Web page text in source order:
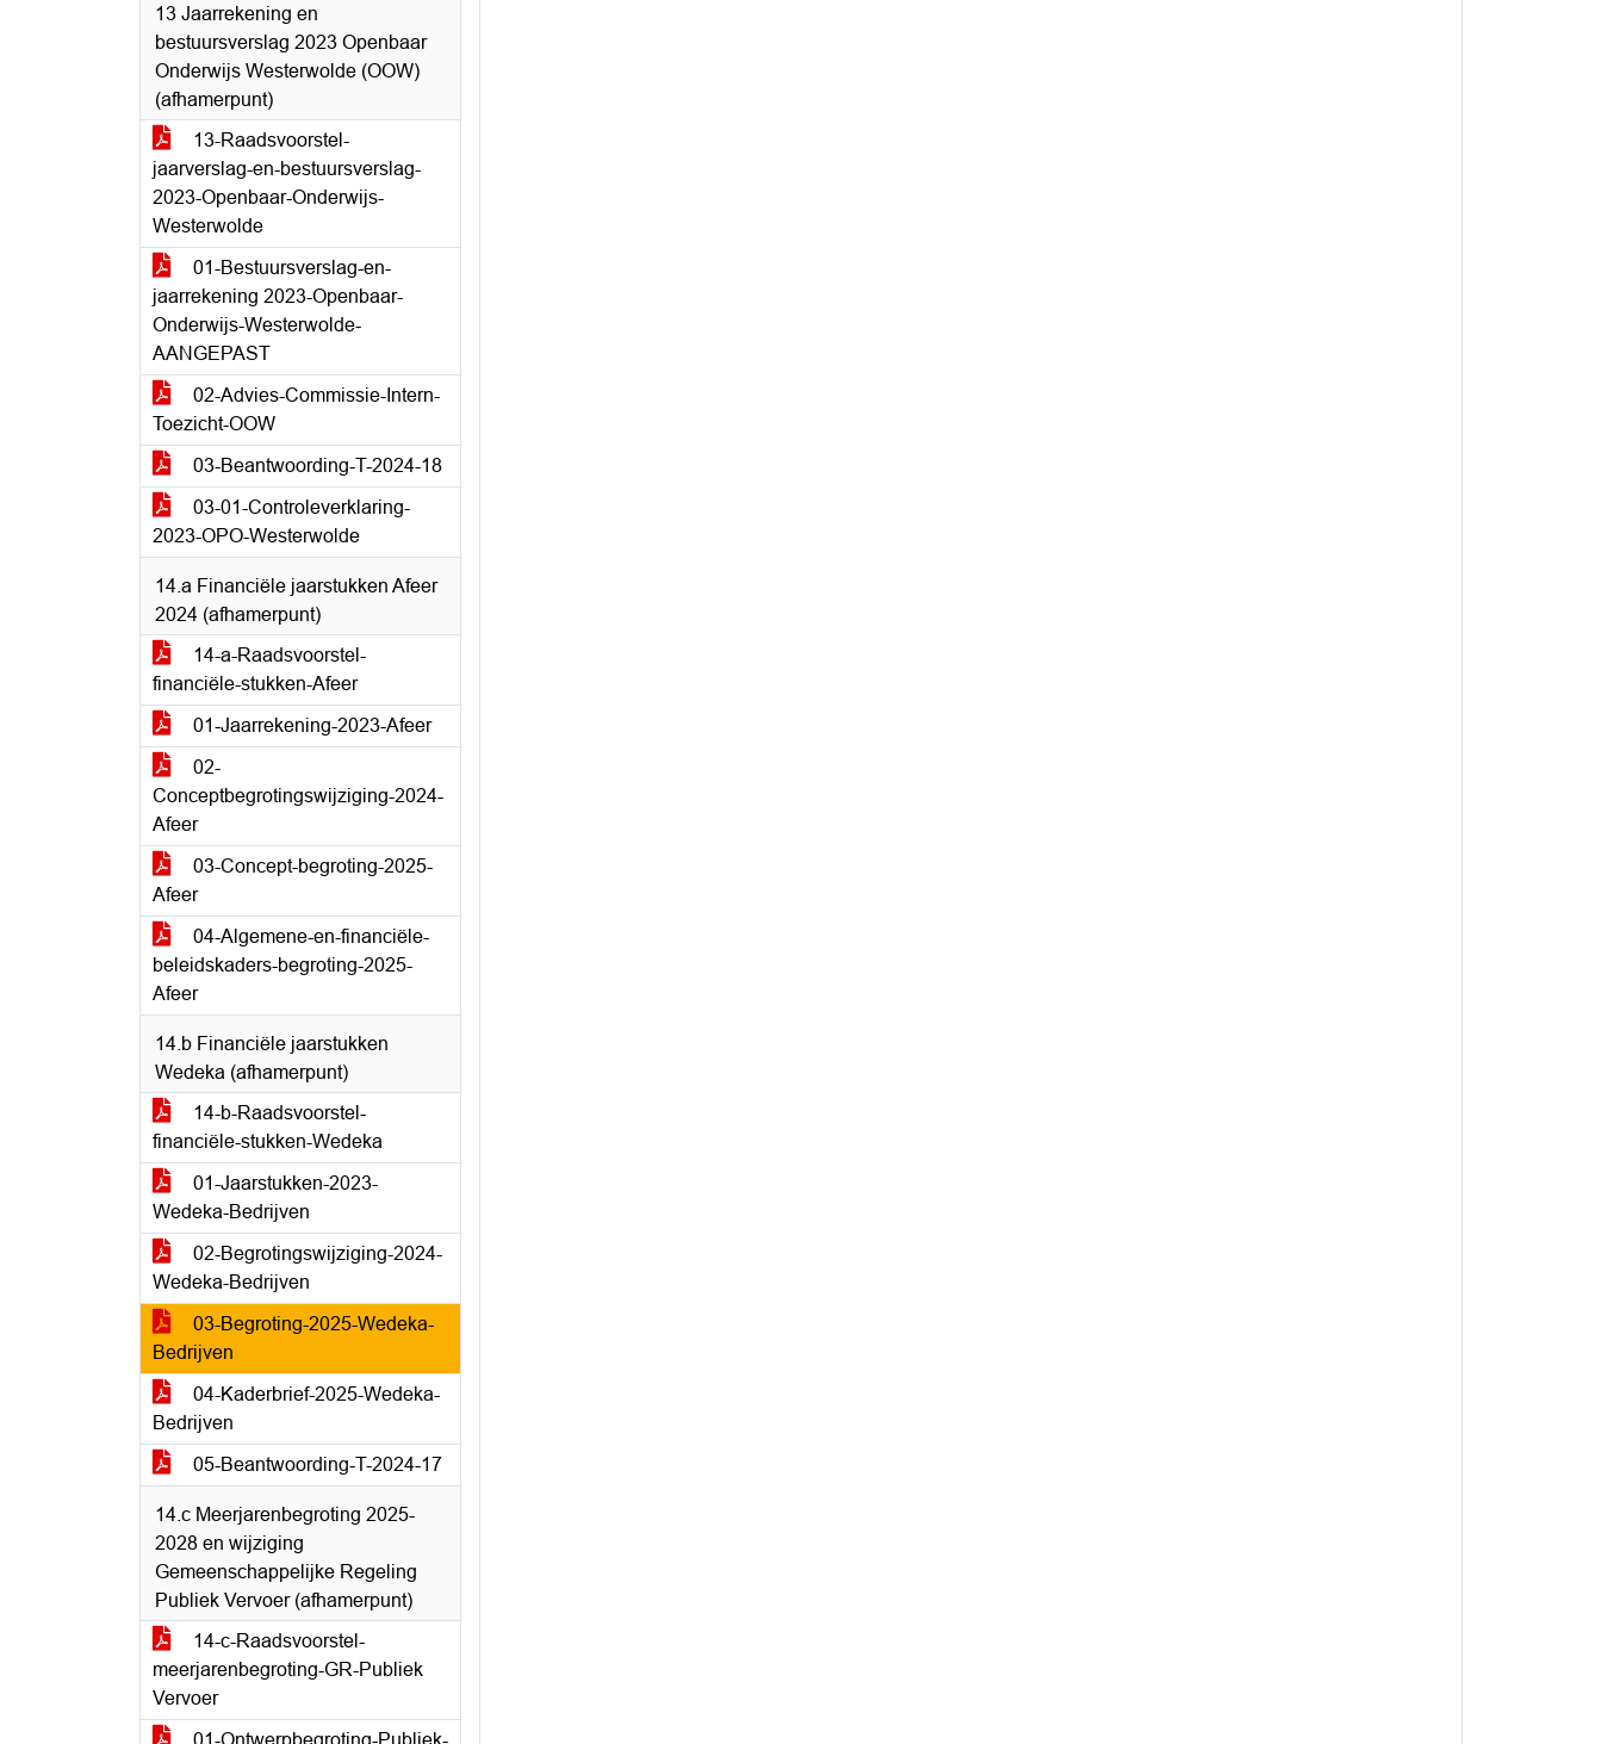
13 Jaarrekening en
bestuursverslag 2023 Openbaar
Onderwijs Westerwolde (OOW)
(afhamerpunt)
13-Raadsvoorstel-
jaarverslag-en-bestuursverslag-
2023-Openbaar-Onderwijs-
Westerwolde
01-Bestuursverslag-en-
jaarrekening 2023-Openbaar-
Onderwijs-Westerwolde-
AANGEPAST
02-Advies-Commissie-Intern-
Toezicht-OOW
03-Beantwoording-T-2024-18
03-01-Controleverklaring-
2023-OPO-Westerwolde
14.a Financiële jaarstukken Afeer
2024 (afhamerpunt)
14-a-Raadsvoorstel-
financiële-stukken-Afeer
01-Jaarrekening-2023-Afeer
02-
Conceptbegrotingswijziging-2024-
Afeer
03-Concept-begroting-2025-
Afeer
04-Algemene-en-financiële-
beleidskaders-begroting-2025-
Afeer
14.b Financiële jaarstukken
Wedeka (afhamerpunt)
14-b-Raadsvoorstel-
financiële-stukken-Wedeka
01-Jaarstukken-2023-
Wedeka-Bedrijven
02-Begrotingswijziging-2024-
Wedeka-Bedrijven
03-Begroting-2025-Wedeka-
Bedrijven
04-Kaderbrief-2025-Wedeka-
Bedrijven
05-Beantwoording-T-2024-17
14.c Meerjarenbegroting 2025-
2028 en wijziging
Gemeenschappelijke Regeling
Publiek Vervoer (afhamerpunt)
14-c-Raadsvoorstel-
meerjarenbegroting-GR-Publiek
Vervoer
01-Ontwerpbegroting-Publiek-